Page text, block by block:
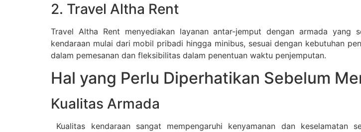
2. Travel Altha Rent
Travel Altha Rent menyediakan layanan antar-jemput dengan armada
kendaraan mulai dari mobil pribadi hingga minibus, sesuai dengan kebutuhan
dalam pemesanan dan fleksibilitas dalam penentuan waktu penjemputan.
Hal yang Perlu Diperhatikan Sebelum
Kualitas Armada
Kualitas kendaraan sangat mempengaruhi kenyamanan dan keselamatan